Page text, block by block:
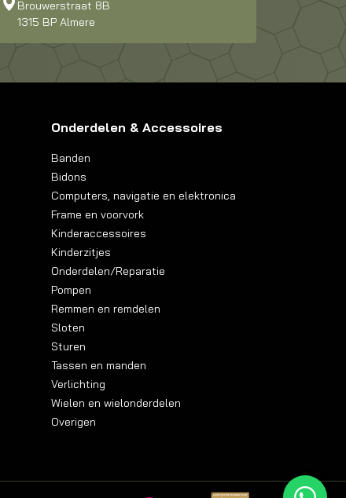
Brouwerstraat 8B
1315 BP Almere
Onderdelen & Accessoires
Banden
Bidons
Computers, navigatie en elektronica
Frame en voorvork
Kinderaccessoires
Kinderzitjes
Onderdelen/Reparatie
Pompen
Remmen en remdelen
Sloten
Sturen
Tassen en manden
Verlichting
Wielen en wielonderdelen
Overigen